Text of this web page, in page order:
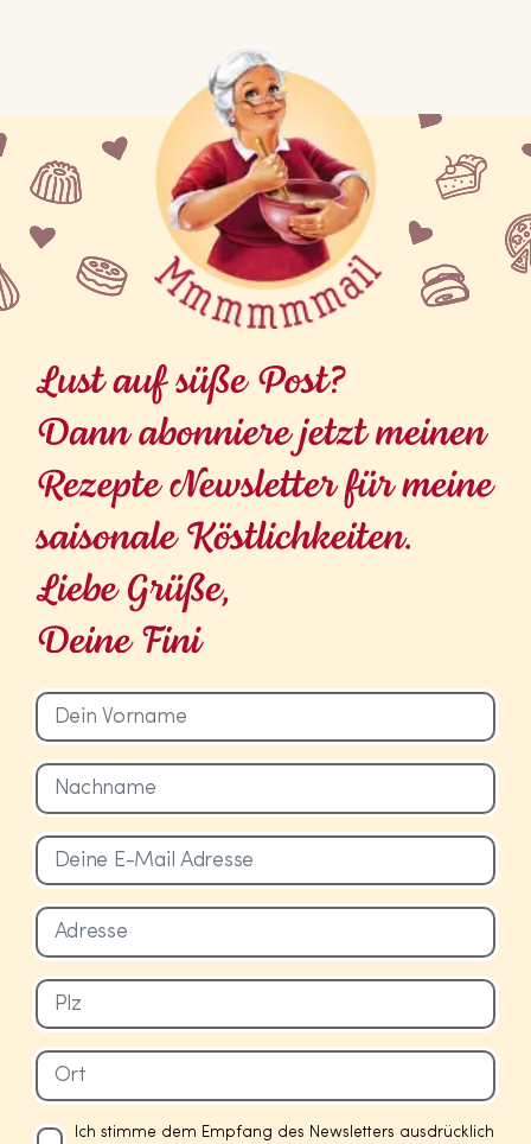
Ich stimme dem Empfang des Newsletters ausdrücklich